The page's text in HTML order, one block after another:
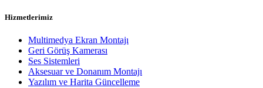
Hizmetlerimiz
Multimedya Ekran Montajı
Geri Görüş Kamerası
Ses Sistemleri
Aksesuar ve Donanım Montajı
Yazılım ve Harita Güncelleme